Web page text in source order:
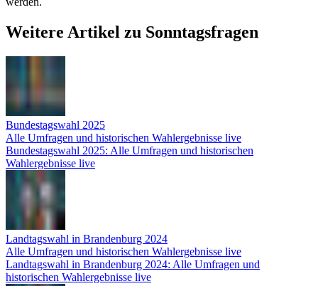
Weitere Artikel zu Sonntagsfragen
Bundestagswahl 2025
Alle Umfragen und historischen Wahlergebnisse live
Bundestagswahl 2025: Alle Umfragen und historischen
Wahlergebnisse live
Landtagswahl in Brandenburg 2024
Alle Umfragen und historischen Wahlergebnisse live
Landtagswahl in Brandenburg 2024: Alle Umfragen und
historischen Wahlergebnisse live